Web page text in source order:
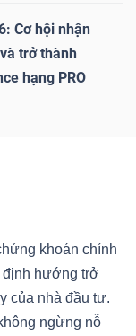
Cơ hội nhận
trở thành
hạng PRO
khoán chính
định hướng trở
của nhà đầu tư.
ngừng nỗ